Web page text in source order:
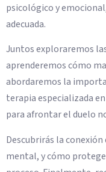
psicológico y
adecuada.
Juntos exploraremos
aprenderemos cómo
abordaremos la
terapia especializada
para afrontar el duelo
Descubrirás la
mental, y cómo